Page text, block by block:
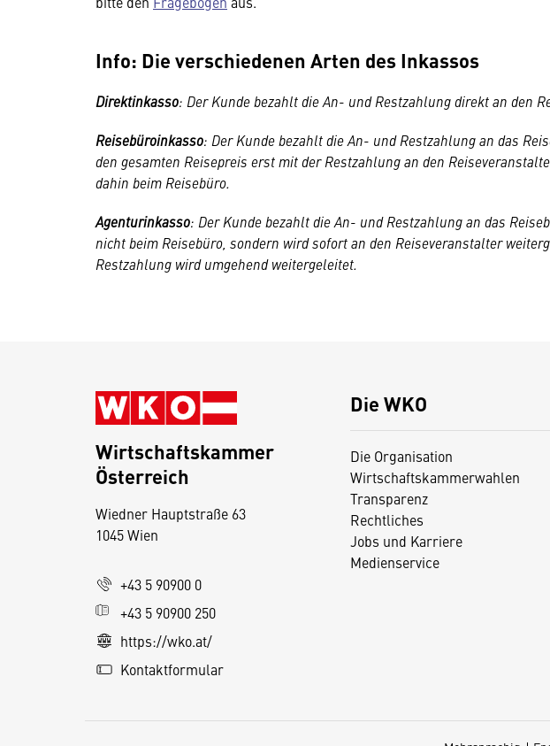
Info: Die verschiedenen Arten des Inkassos
Direktinkasso: Der Kunde bezahlt die An- und Restzahlung direkt an den
Reisebüroinkasso: Der Kunde bezahlt die An- und Restzahlung an das
den gesamten Reisepreis erst mit der Restzahlung an den
dahin beim Reisebüro.
Agenturinkasso: Der Kunde bezahlt die An- und Restzahlung an das
nicht beim Reisebüro, sondern wird sofort an den Reiseveranstalter
Restzahlung wird umgehend weitergeleitet.
Die WKO
Die Organisation
Wirtschaftskammerwahlen
Transparenz
Rechtliches
Jobs und Karriere
Medienservice
Wirtschaftskammer
Österreich
Wiedner Hauptstraße 63
1045 Wien
+43 5 90900 0
+43 5 90900 250
https://wko.at/
Kontaktformular